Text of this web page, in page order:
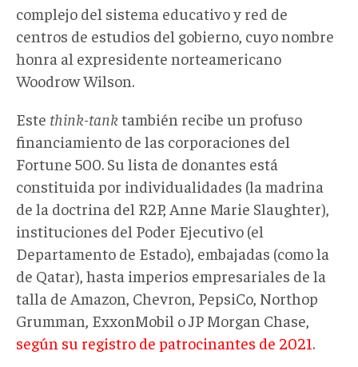
complejo del sistema educativo y red de
centros de estudios del gobierno, cuyo nombre
honra al expresidente norteamericano
Woodrow Wilson.
Este think-tank también recibe un profuso
financiamiento de las corporaciones del
Fortune 500. Su lista de donantes está
constituida por individualidades (la madrina
de la doctrina del R2P, Anne Marie Slaughter),
instituciones del Poder Ejecutivo (el
Departamento de Estado), embajadas (como la
de Qatar), hasta imperios empresariales de la
talla de Amazon, Chevron, PepsiCo, Northop
Grumman, ExxonMobil o JP Morgan Chase,
según su registro de patrocinantes de 2021.